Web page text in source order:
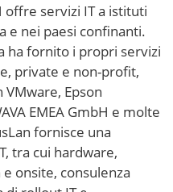
offre servizi IT a istituti
e nei paesi confinanti.
ha fornito i propri servizi
private e non-profit,
Epson
EMEA GmbH e molte
fornisce una
tra cui hardware,
onsite, consulenza